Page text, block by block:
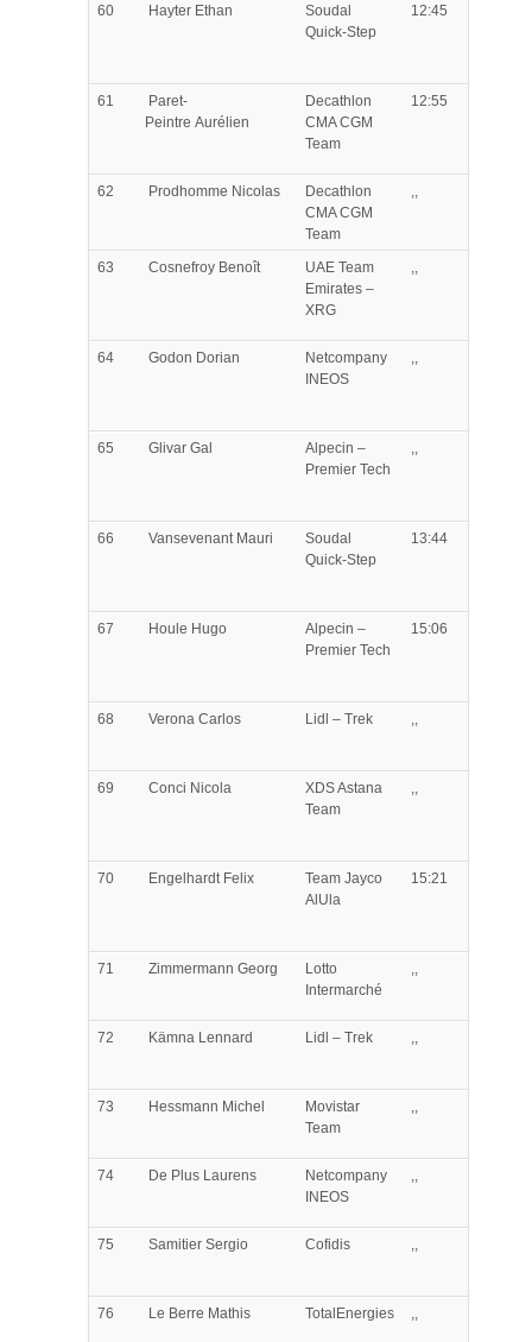
60 Hayter Ethan
Soudal
Quick-Step
12:45
61
Paret-
Peintre Aurélien
Decathlon
CMA CGM
Team
12:55
62 Prodhomme Nicolas
Decathlon
CMA CGM
Team
,,
63 Cosnefroy Benoît
UAE Team
Emirates –
XRG
,,
64 Godon Dorian
Netcompany
INEOS
,,
65 Glivar Gal
Alpecin –
Premier Tech
,,
66 VansevenantMauri
Soudal
Quick-Step
13:44
67 Houle Hugo
Alpecin –
Premier Tech
15:06
68 Verona Carlos Lidl – Trek ,,
69 Conci Nicola
XDS Astana
Team
,,
70 EngelhardtFelix
Team Jayco
AlUla
15:21
71 Zimmermann Georg
Lotto
Intermarché
,,
72 Kämna Lennard Lidl – Trek ,,
73 Hessmann Michel
Movistar
Team
,,
74 De Plus Laurens
Netcompany
INEOS
,,
75 Samitier Sergio Cofidis ,,
76 Le Berre Mathis TotalEnergies ,,